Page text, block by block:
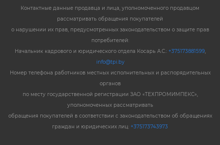
Контактные данные продавца и лица, уполномоченного продавцом
рассматривать обращения покупателей
о нарушении их прав, предусмотренных законодательством о защите прав
потребителей:
Начальник кадрового и юридического отдела Косарь А.С.: +375173881599,
info@tpi.by
Номер телефона работников местных исполнительных и распорядительных
органов
по месту государственной регистрации ЗАО «ТЕХПРОМИМПЕКС»,
уполномоченных рассматривать
обращения покупателей в соответствии с законодательством об обращениях
граждан и юридических лиц: +375173743973